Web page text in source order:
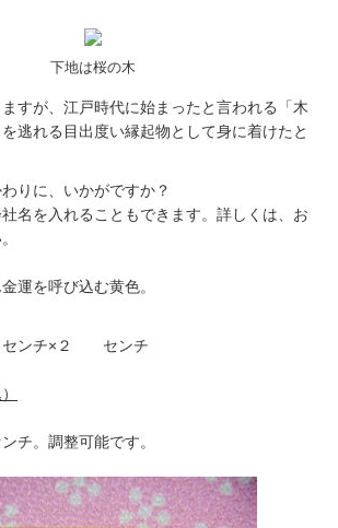
下地は桜の木
すが、江戸時代に始まったと言われる「木
逃れる目出度い縁起物として身に着けたと
りに、いかがですか？
名を入れることもできます。詳しくは、お
運を呼び込む黄色。
チ×２ センチ
チ。調整可能です。